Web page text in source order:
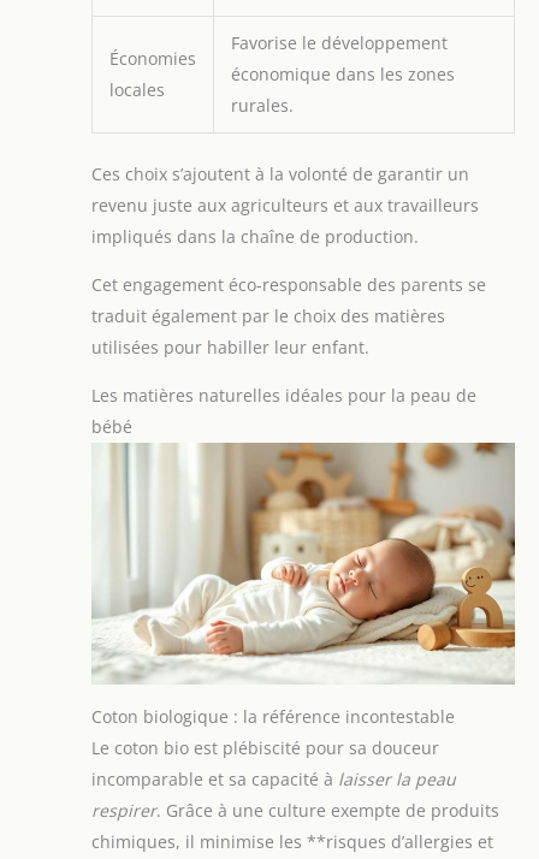
Économies
locales
Favorise le développement
économique dans les zones
rurales.
Ces choix s’ajoutent à la volonté de garantir un
revenu juste aux agriculteurs et aux travailleurs
impliqués dans la chaîne de production.
Cet engagement éco-responsable des parents se
traduit également par le choix des matières
utilisées pour habiller leur enfant.
Les matières naturelles idéales pour la peau de
bébé
Coton biologique : la référence incontestable
Le coton bio est plébiscité pour sa douceur
incomparable et sa capacité à laisser la peau
respirer. Grâce à une culture exempte de produits
chimiques, il minimise les **risques d’allergies et